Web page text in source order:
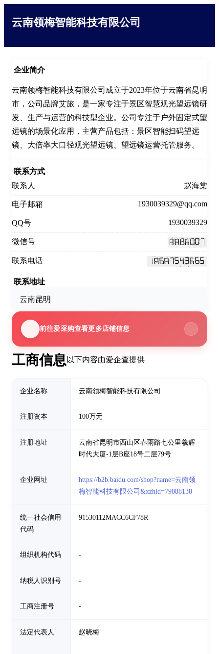
云南领梅智能科技有限公司
工商信息 以下内容由爱企查提供
企业名称 云南领梅智能科技有限公司
注册资本 100万元
注册地址
云南省昆明市西山区春雨路七公里羲辉
时代大厦-1层B座18号二层79号
企业网址
https://b2b.baidu.com/shop?name=云南领
梅智能科技有限公司&xzhid=79888138
统一社会信用
代码
91530112MACC6CF78R
组织机构代码 -
纳税人识别号 -
工商注册号 -
法定代表人 赵晓梅
企业简介
云南领梅智能科技有限公司成立于2023年位于云南省昆明
市，公司品牌艾旅，是一家专注于景区智慧观光望远镜研
发、生产与运营的科技型企业。公司专注于户外固定式望
远镜的场景化应用，主营产品包括：景区智能扫码望远
镜、大倍率大口径观光望远镜、望远镜运营托管服务。
联系方式
联系人
赵海棠
电子邮箱 1930039329@qq.com
QQ号 1930039329
微信号
联系电话
联系地址
云南昆明
前往爱采购查看更多店铺信息